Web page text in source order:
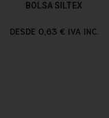
BOLSA SILTEX
DESDE 0,63 € IVA INC.